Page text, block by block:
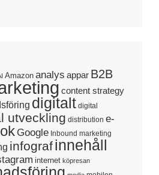
Amazon analys appar B2B
content strategy
digitalt digital
utveckling distribution e-
Google Inbound marketing
infografinnehåll
internet köpresan